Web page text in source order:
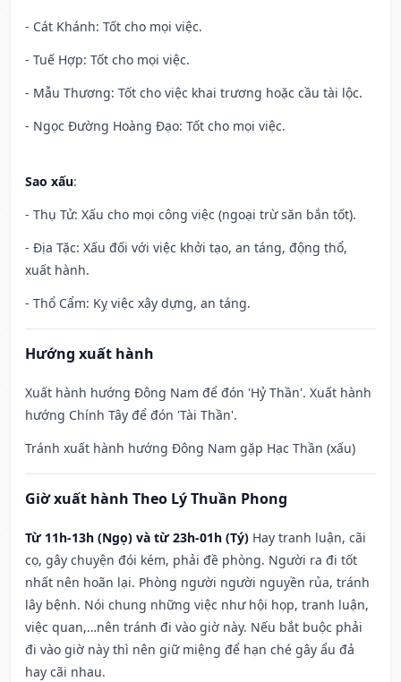
- Cát Khánh: Tốt cho mọi việc.
- Tuế Hợp: Tốt cho mọi việc.
- Mẫu Thương: Tốt cho việc khai trương hoặc cầu tài lộc.
- Ngọc Đường Hoàng Đạo: Tốt cho mọi việc.
Sao xấu:
- Thụ Tử: Xấu cho mọi công việc (ngoại trừ săn bắn tốt).
- Địa Tặc: Xấu đối với việc khởi tạo, an táng, động thổ,
xuất hành.
- Thổ Cẩm: Kỵ việc xây dựng, an táng.
Hướng xuất hành
Xuất hành hướng Đông Nam để đón 'Hỷ Thần'. Xuất hành
hướng Chính Tây để đón 'Tài Thần'.
Tránh xuất hành hướng Đông Nam gặp Hạc Thần (xấu)
Giờ xuất hành Theo Lý Thuần Phong
Từ 11h-13h (Ngọ) và từ 23h-01h (Tý) Hay tranh luận, cãi
cọ, gây chuyện đói kém, phải đề phòng. Người ra đi tốt
nhất nên hoãn lại. Phòng người người nguyền rủa, tránh
lây bệnh. Nói chung những việc như hội họp, tranh luận,
việc quan,…nên tránh đi vào giờ này. Nếu bắt buộc phải
đi vào giờ này thì nên giữ miệng để hạn ché gây ẩu đả
hay cãi nhau.